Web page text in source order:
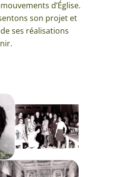
d’Église.
son projet et
ses réalisations